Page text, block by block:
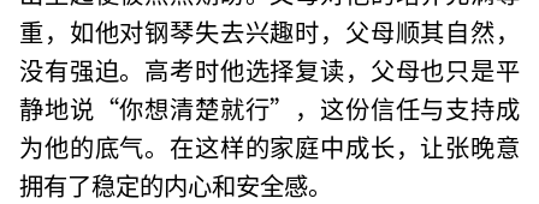
重，如他对钢琴失去兴趣时，父母顺其自然，
没有强迫。高考时他选择复读，父母也只是平
静地说“你想清楚就行”，这份信任与支持成
为他的底气。在这样的家庭中成长，让张晚意
拥有了稳定的内心和安全感。